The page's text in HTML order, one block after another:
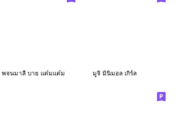
พจนมาลี บาย แต๋มแต๋ม มูจิ มินิมอล เกิร์ล